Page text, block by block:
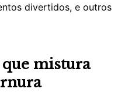
divertidos, e outros
mistura